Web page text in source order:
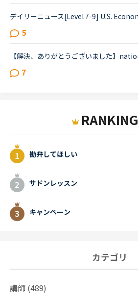
5
7
RANKING
勘弁してほしい
サドンレッスン
キャンペーン
カテゴリ
講師 (489)